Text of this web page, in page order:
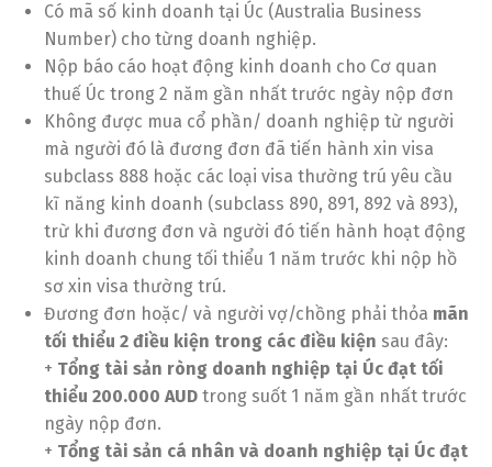
Có mã số kinh doanh tại Úc (Australia Business
Number) cho từng doanh nghiệp.
Nộp báo cáo hoạt động kinh doanh cho Cơ quan
thuế Úc trong 2 năm gần nhất trước ngày nộp đơn
Không được mua cổ phần/ doanh nghiệp từ người
mà người đó là đương đơn đã tiến hành xin visa
subclass 888 hoặc các loại visa thường trú yêu cầu
kĩ năng kinh doanh (subclass 890, 891, 892 và 893),
trừ khi đương đơn và người đó tiến hành hoạt động
kinh doanh chung tối thiểu 1 năm trước khi nộp hồ
sơ xin visa thường trú.
Đương đơn hoặc/ và người vợ/chồng phải thỏa mãn
tối thiểu 2 điều kiện trong các điều kiện sau đây:
+ Tổng tài sản ròng doanh nghiệp tại Úc đạt tối
thiểu 200.000 AUD trong suốt 1 năm gần nhất trước
ngày nộp đơn.
+ Tổng tài sản cá nhân và doanh nghiệp tại Úc đạt